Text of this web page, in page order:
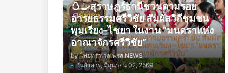
🥚🍳สุราษฎร์ธานีชวนตามรอย
อารยธรรมศรีวิชัย สัมผัสวิถีชุมชน
พุมเรียง–ไชยา ในงาน “มนตราแห่ง
อาณาจักรศรีวิชัย”
by ไทยทราเวลเพรส NEWS
- วันอังคาร, มิถุนายน 02, 2569